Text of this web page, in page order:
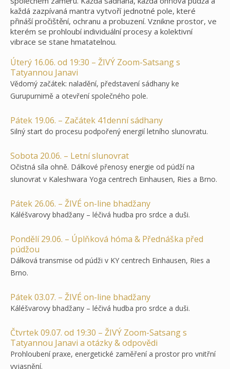
každá zazpívaná mantra vytvoří jednotné pole, které
přináší pročištění, ochranu a probuzení. Vznikne prostor, ve
kterém se prohloubí individuální procesy a kolektivní
vibrace se stane hmatatelnou.
Úterý 16.06. od 19:30 – ŽIVÝ Zoom-Satsang s
Tatyannou Janavi
Vědomý začátek: naladění, představení sádhany ke
Gurupurnimě a otevření společného pole.
Pátek 19.06. – Začátek 41denní sádhany
Silný start do procesu podpořený energií letního slunovratu.
Sobota 20.06. – Letní slunovrat
Očistná síla ohně. Dálkové přenosy energie od púdží na
slunovrat v Kaleshwara Yoga centrech Einhausen, Ries a Brno.
Pátek 26.06. – ŽIVÉ on-line bhadžany
Káléšvarovy bhadžany – léčivá hudba pro srdce a duši.
Pondělí 29.06. – Úplňková hóma & Přednáška před
púdžou
Dálková transmise od púdži v KY centrech Einhausen, Ries a
Brno.
Pátek 03.07. – ŽIVÉ on-line bhadžany
Káléšvarovy bhadžany – léčivá hudba pro srdce a duši.
Čtvrtek 09.07. od 19:30 – ŽIVÝ Zoom-Satsang s
Tatyannou Janavi a otázky & odpovědi
Prohloubení praxe, energetické zaměření a prostor pro vnitřní
vyjasnění.